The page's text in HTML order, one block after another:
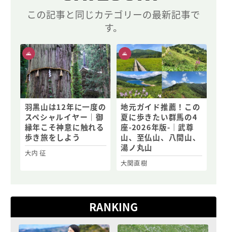
この記事と同じカテゴリーの最新記事で
す。
羽黒山は12年に一度の
スペシャルイヤー｜御
縁年こそ神意に触れる
歩き旅をしよう
大内 征
地元ガイド推薦！この
夏に歩きたい群馬の4
座-2026年版-｜武尊
山、至仏山、八間山、
湯ノ丸山
大関直樹
RANKING